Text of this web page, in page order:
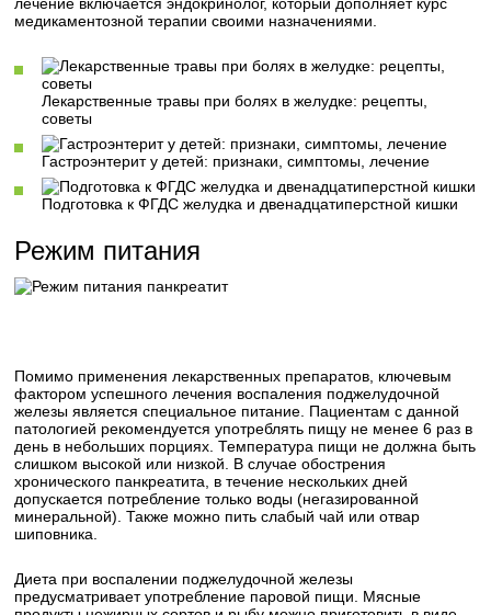
медикаментозной терапии своими назначениями.
Лекарственные травы при болях в желудке: рецепты,
советы
Гастроэнтерит у детей: признаки, симптомы, лечение
Подготовка к ФГДС желудка и двенадцатиперстной кишки
Режим питания
Помимо применения лекарственных препаратов, ключевым
фактором успешного лечения воспаления поджелудочной
железы является специальное питание. Пациентам с данной
патологией рекомендуется употреблять пищу не менее 6 раз в
день в небольших порциях. Температура пищи не должна быть
слишком высокой или низкой. В случае обострения
хронического панкреатита, в течение нескольких дней
допускается потребление только воды (негазированной
минеральной). Также можно пить слабый чай или отвар
шиповника.
Диета при воспалении поджелудочной железы
предусматривает употребление паровой пищи. Мясные